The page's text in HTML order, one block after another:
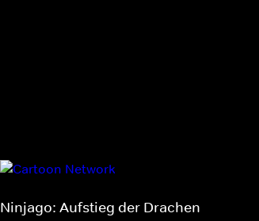
Ninjago: Aufstieg der Drachen